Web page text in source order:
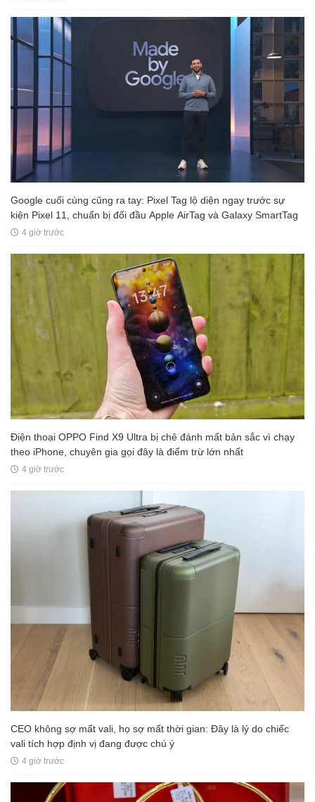
Google cuối cùng cũng ra tay: Pixel Tag lộ diện ngay trước sự
kiện Pixel 11, chuẩn bị đối đầu Apple AirTag và Galaxy SmartTag
4 giờ trước
Điện thoại OPPO Find X9 Ultra bị chê đánh mất bản sắc vì chạy
theo iPhone, chuyên gia gọi đây là điểm trừ lớn nhất
4 giờ trước
CEO không sợ mất vali, họ sợ mất thời gian: Đây là lý do chiếc
vali tích hợp định vị đang được chú ý
4 giờ trước